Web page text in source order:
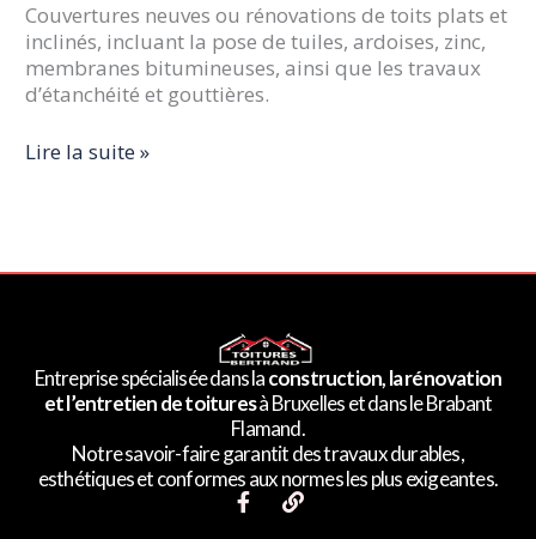
Couvertures neuves ou rénovations de toits plats et
inclinés, incluant la pose de tuiles, ardoises, zinc,
membranes bitumineuses, ainsi que les travaux
d’étanchéité et gouttières.
Lire la suite »
Entreprise spécialisée dans laconstruction, la rénovation
et l’entretien de toituresà Bruxelles et dans le Brabant
Flamand.
Notre savoir-faire garantit des travaux durables,
esthétiques et conformes aux normes les plus exigeantes.
F
a
L
i